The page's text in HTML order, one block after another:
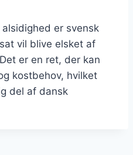
er svensk
vil blive elsket af
er en ret, der kan
kostbehov, hvilket
del af dansk